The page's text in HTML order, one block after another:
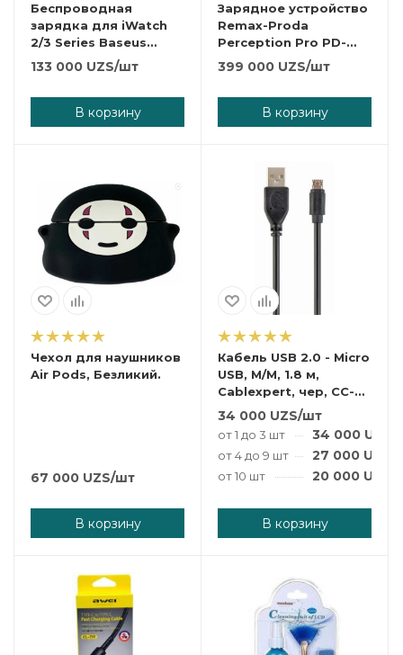
Беспроводная
зарядка для iWatch
2/3 Series Baseus
Dotter (Black) Baseus
Wireless Charger
Black (WXYDIW02-01)
133 000 UZS/шт
В корзину
Зарядное устройство
Remax-Proda
Perception Pro PD-
A28
399 000 UZS/шт
В корзину
Чехол для наушников
Air Pods, Безликий.
67 000 UZS/шт
В корзину
Кабель USB 2.0 - Micro
USB, M/M, 1.8 м,
Cablexpert, чер, CC-
mUSB2-AMBM-6
34 000 UZS/шт
от 1 до 3 шт 34 000UZS
от 4 до 9 шт 27 000UZS
от 10 шт 20 000UZS
В корзину